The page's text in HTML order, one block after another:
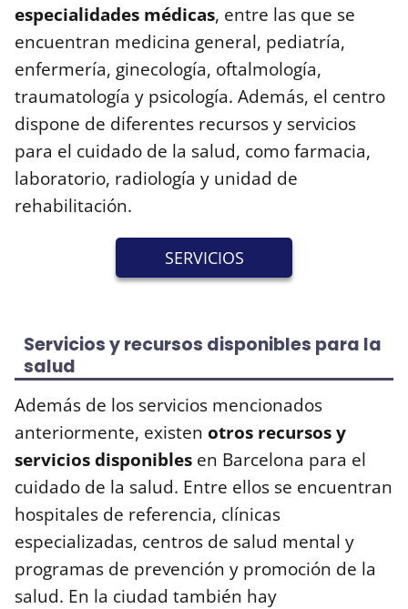
especialidades médicas, entre las que se
encuentran medicina general, pediatría,
enfermería, ginecología, oftalmología,
traumatología y psicología. Además, el centro
dispone de diferentes recursos y servicios
para el cuidado de la salud, como farmacia,
laboratorio, radiología y unidad de
rehabilitación.
SERVICIOS
Servicios y recursos disponibles para la
salud
Además de los servicios mencionados
anteriormente, existen otros recursos y
servicios disponibles en Barcelona para el
cuidado de la salud. Entre ellos se encuentran
hospitales de referencia, clínicas
especializadas, centros de salud mental y
programas de prevención y promoción de la
salud. En la ciudad también hay